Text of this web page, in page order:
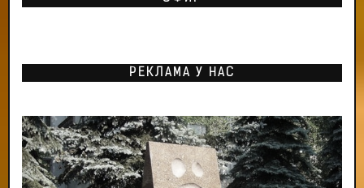
РЕКЛАМА У НАС